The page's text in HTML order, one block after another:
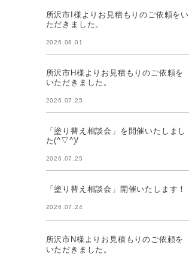
所沢市I様よりお見積もりのご依頼をい
ただきました。
2026.08.01
所沢市H様よりお見積もりのご依頼を
いただきました。
2026.07.25
「塗り替え相談会」を開催いたしまし
た(^▽^)/
2026.07.25
「塗り替え相談会」開催いたします！
2026.07.24
所沢市N様よりお見積もりのご依頼を
いただきました。